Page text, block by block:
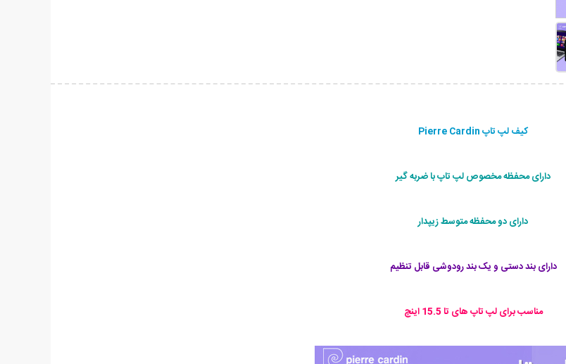
کیف لپ تاپ Pierre Cardin
دارای محفظه مخصوص لپ تاپ با ضربه گیر
دارای دو محفظه متوسط زیپدار
دارای بند دستی و یک بند رودوشی قابل تنظیم
مناسب برای لپ تاپ های تا 15.5 اینچ